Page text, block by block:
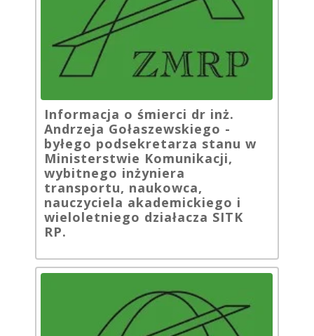
Informacja o śmierci dr inż.
Andrzeja Gołaszewskiego -
byłego podsekretarza stanu w
Ministerstwie Komunikacji,
wybitnego inżyniera
transportu, naukowca,
nauczyciela akademickiego i
wieloletniego działacza SITK
RP.